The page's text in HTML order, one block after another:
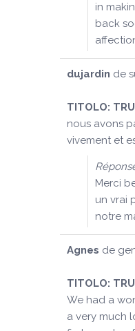
in
back
dujardin de
TITOLO:
nous avons
vivement et
Merci
un vrai
notre
Agnes de
TITOLO:
We had a
a very much